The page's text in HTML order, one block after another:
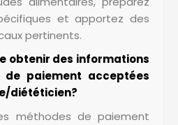
et apportez des
pertinents.
obtenir des informations
paiement acceptées
diététicien?
méthodes de paiement